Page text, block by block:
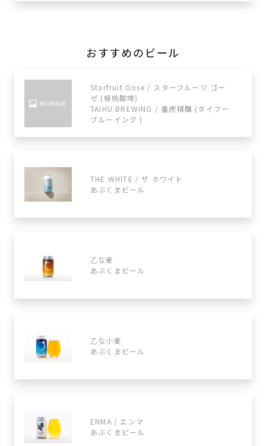
おすすめのビール
Starfruit Gose / スターフルーツ ゴー
ゼ (楊桃酸啤)
TAIHU BREWING / 臺虎精釀 (タイフー
ブルーイング )
THE WHITE / ザ ホワイト
あぶくまビール
乙な麦
あぶくまビール
乙な小麦
あぶくまビール
ENMA / エンマ
あぶくまビール